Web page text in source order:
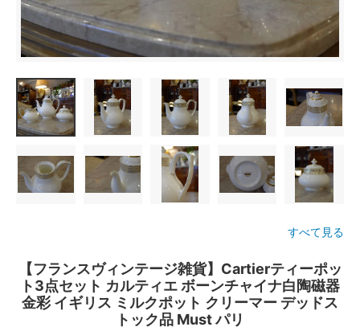
すべて見る
【フランスヴィンテージ雑貨】Cartierティーポッ
ト3点セット カルティエ ボーンチャイナ白陶磁器
金彩 イギリス ミルクポット クリーマー デッドス
トック品 Must パリ